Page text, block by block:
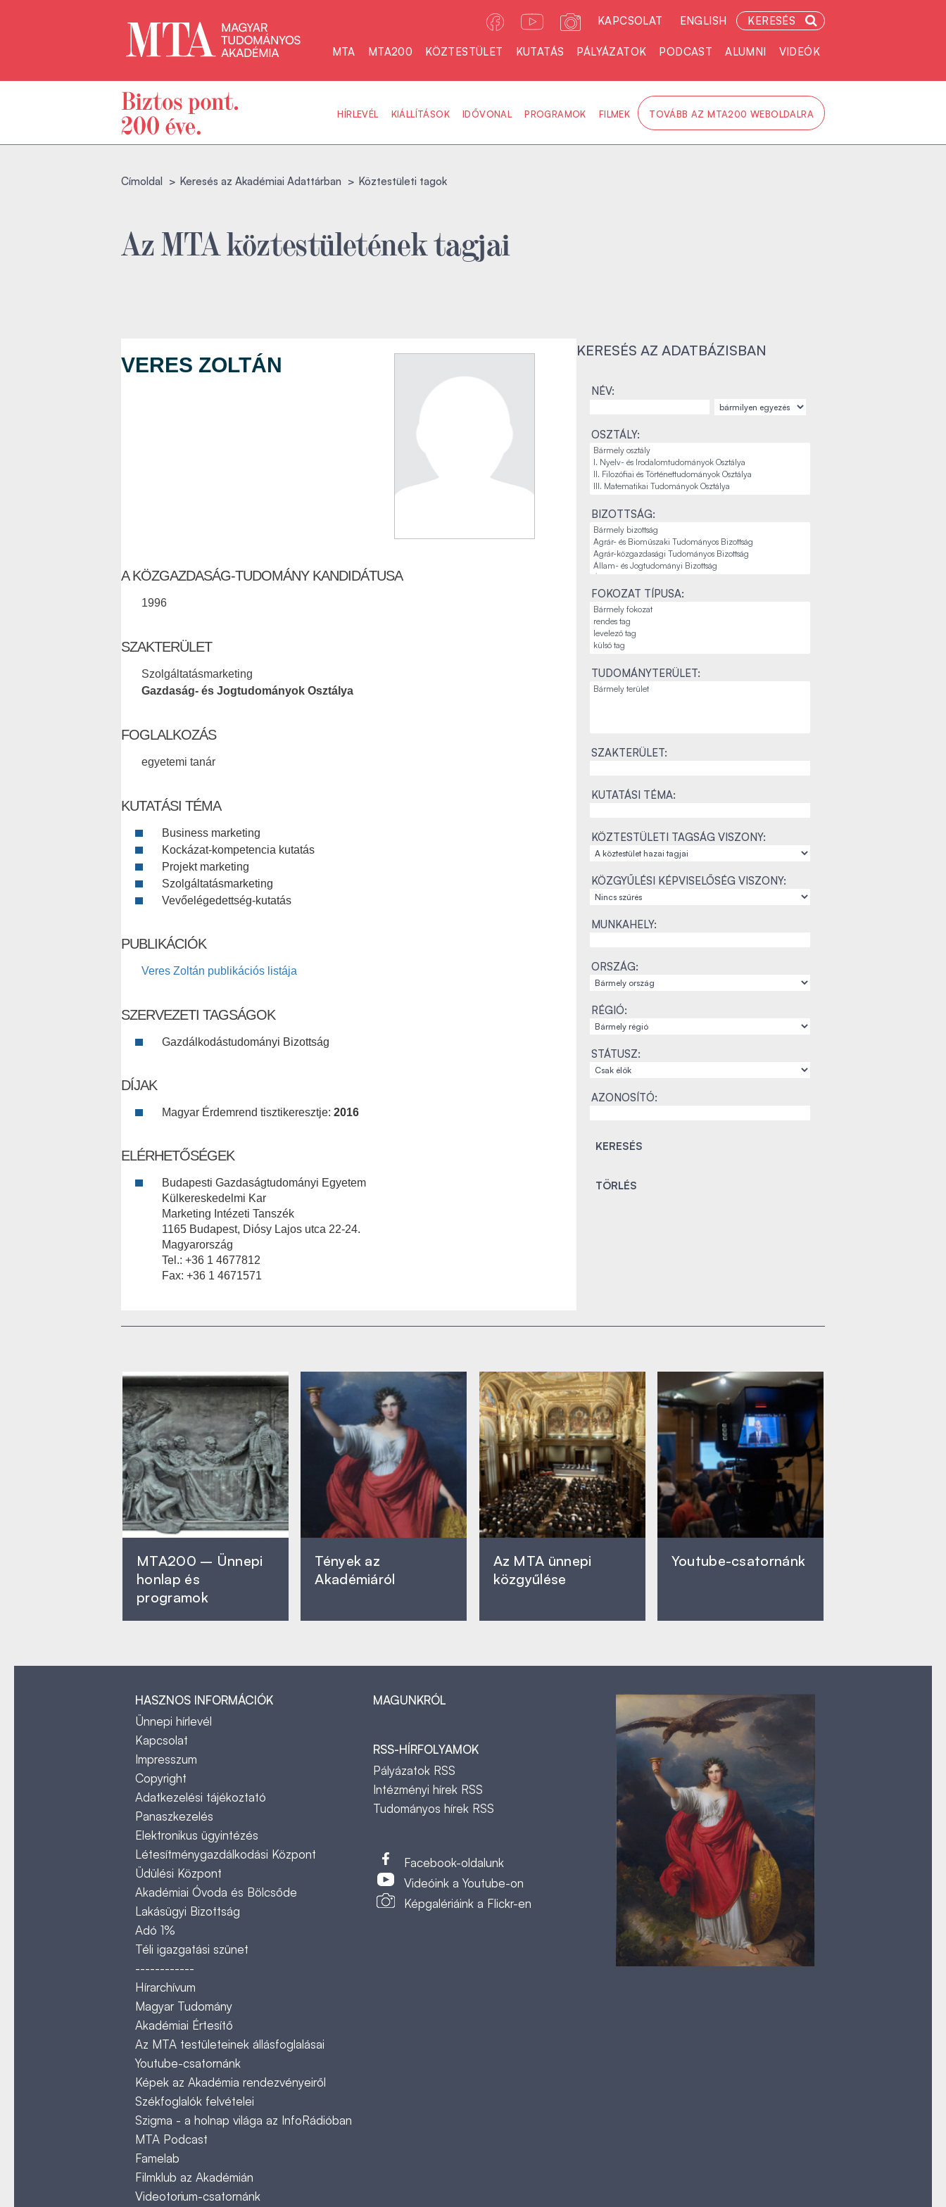
KAPCSOLAT ENGLISH KERESÉS
MTA MTA200 KÖZTESTÜLET KUTATÁS PÁLYÁZATOK PODCAST ALUMNI VIDEÓK
HÍRLEVÉL KIÁLLÍTÁSOK IDŐVONAL PROGRAMOK FILMEK TOVÁBB AZ MTA200 WEBOLDALRA
Címoldal Keresés az Akadémiai Adattárban Köztestületi tagok
Az MTA köztestületének tagjai
VERES ZOLTÁN
A KÖZGAZDASÁG-TUDOMÁNY KANDIDÁTUSA
1996
SZAKTERÜLET
Szolgáltatásmarketing
Gazdaság- és Jogtudományok Osztálya
FOGLALKOZÁS
egyetemi tanár
KUTATÁSI TÉMA
Business marketing
Kockázat-kompetencia kutatás
Projekt marketing
Szolgáltatásmarketing
Vevőelégedettség-kutatás
PUBLIKÁCIÓK
Veres Zoltán publikációs listája
SZERVEZETI TAGSÁGOK
Gazdálkodástudományi Bizottság
DÍJAK
Magyar Érdemrend tisztikeresztje: 2016
ELÉRHETŐSÉGEK
Budapesti Gazdaságtudományi Egyetem
Külkereskedelmi Kar
Marketing Intézeti Tanszék
1165 Budapest, Diósy Lajos utca 22-24.
Magyarország
Tel.: +36 1 4677812
Fax: +36 1 4671571
KERESÉS AZ ADATBÁZISBAN
NÉV:
OSZTÁLY:
BIZOTTSÁG:
FOKOZAT TÍPUSA:
TUDOMÁNYTERÜLET:
SZAKTERÜLET:
KUTATÁSI TÉMA:
KÖZTESTÜLETI TAGSÁG VISZONY:
KÖZGYŰLÉSI KÉPVISELŐSÉG VISZONY:
MUNKAHELY:
ORSZÁG:
RÉGIÓ:
STÁTUSZ:
AZONOSÍTÓ:
MTA200 – Ünnepi
honlap és
programok
Tények az
Akadémiáról
Az MTA ünnepi
közgyűlése
Youtube-csatornánk
HASZNOS INFORMÁCIÓK
Ünnepi hírlevél
Kapcsolat
Impresszum
Copyright
Adatkezelési tájékoztató
Panaszkezelés
Elektronikus ügyintézés
Létesítménygazdálkodási Központ
Üdülési Központ
Akadémiai Óvoda és Bölcsőde
Lakásügyi Bizottság
Adó 1%
Téli igazgatási szünet
------------
Hírarchívum
Magyar Tudomány
Akadémiai Értesítő
Az MTA testületeinek állásfoglalásai
Youtube-csatornánk
Képek az Akadémia rendezvényeiről
Székfoglalók felvételei
Szigma - a holnap világa az InfoRádióban
MTA Podcast
Famelab
Filmklub az Akadémián
Videotorium-csatornánk
MAGUNKRÓL
RSS-HÍRFOLYAMOK
Pályázatok RSS
Intézményi hírek RSS
Tudományos hírek RSS
Facebook-oldalunk
Videóink a Youtube-on
Képgalériáink a Flickr-en